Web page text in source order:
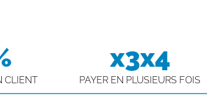
CLIENT
x3x4
PAYER EN PLUSIEURS FOIS